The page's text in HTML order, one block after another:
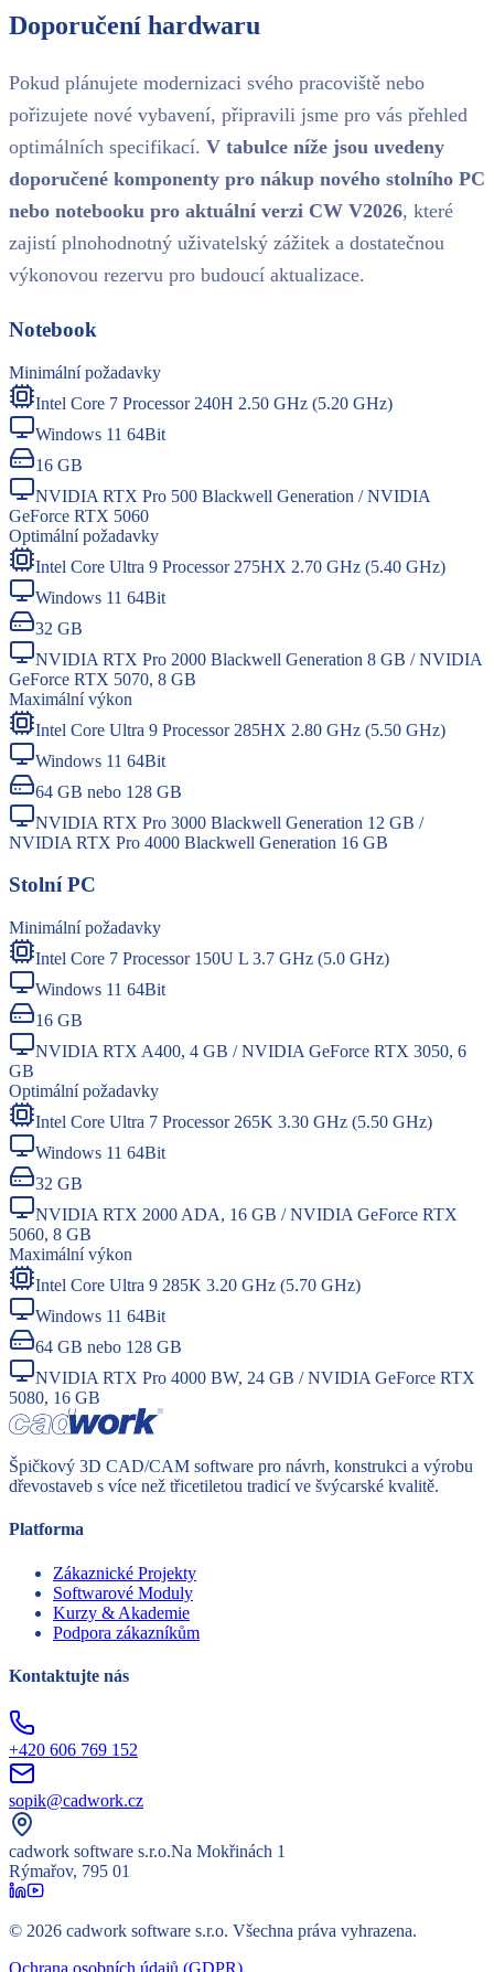
Doporučení hardwaru
Pokud plánujete modernizaci svého pracoviště nebo
pořizujete nové vybavení, připravili jsme pro vás přehled
optimálních specifikací. V tabulce níže jsou uvedeny
doporučené komponenty pro nákup nového stolního PC
nebo notebooku pro aktuální verzi CW V2026, které
zajistí plnohodnotný uživatelský zážitek a dostatečnou
výkonovou rezervu pro budoucí aktualizace.
Notebook
Minimální požadavky
Intel Core 7 Processor 240H 2.50 GHz (5.20 GHz)
Windows 11 64Bit
16 GB
NVIDIA RTX Pro 500 Blackwell Generation / NVIDIA
GeForce RTX 5060
Optimální požadavky
Intel Core Ultra 9 Processor 275HX 2.70 GHz (5.40 GHz)
Windows 11 64Bit
32 GB
NVIDIA RTX Pro 2000 Blackwell Generation 8 GB / NVIDIA
GeForce RTX 5070, 8 GB
Maximální výkon
Intel Core Ultra 9 Processor 285HX 2.80 GHz (5.50 GHz)
Windows 11 64Bit
64 GB nebo 128 GB
NVIDIA RTX Pro 3000 Blackwell Generation 12 GB /
NVIDIA RTX Pro 4000 Blackwell Generation 16 GB
Stolní PC
Minimální požadavky
Intel Core 7 Processor 150U L 3.7 GHz (5.0 GHz)
Windows 11 64Bit
16 GB
NVIDIA RTX A400, 4 GB / NVIDIA GeForce RTX 3050, 6
GB
Optimální požadavky
Intel Core Ultra 7 Processor 265K 3.30 GHz (5.50 GHz)
Windows 11 64Bit
32 GB
NVIDIA RTX 2000 ADA, 16 GB / NVIDIA GeForce RTX
5060, 8 GB
Maximální výkon
Intel Core Ultra 9 285K 3.20 GHz (5.70 GHz)
Windows 11 64Bit
64 GB nebo 128 GB
NVIDIA RTX Pro 4000 BW, 24 GB / NVIDIA GeForce RTX
5080, 16 GB
Špičkový 3D CAD/CAM software pro návrh, konstrukci a výrobu
dřevostaveb s více než třicetiletou tradicí ve švýcarské kvalitě.
Platforma
Zákaznické Projekty
Softwarové Moduly
Kurzy & Akademie
Podpora zákazníkům
Kontaktujte nás
+420 606 769 152
sopik@cadwork.cz
cadwork software s.r.o.Na Mokřinách 1
Rýmařov, 795 01
© 2026 cadwork software s.r.o. Všechna práva vyhrazena.
Ochrana osobních údajů (GDPR)